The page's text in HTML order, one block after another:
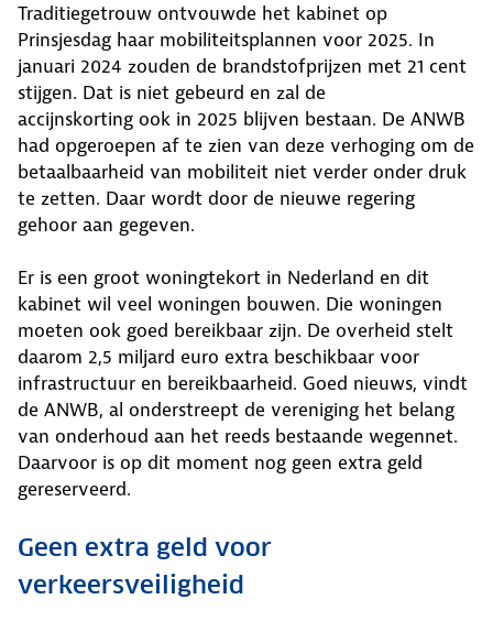
Traditiegetrouw ontvouwde het kabinet op
Prinsjesdag haar mobiliteitsplannen voor 2025. In
januari 2024 zouden de brandstofprijzen met 21 cent
stijgen. Dat is niet gebeurd en zal de
accijnskorting ook in 2025 blijven bestaan. De ANWB
had opgeroepen af te zien van deze verhoging om de
betaalbaarheid van mobiliteit niet verder onder druk
te zetten. Daar wordt door de nieuwe regering
gehoor aan gegeven.
Er is een groot woningtekort in Nederland en dit
kabinet wil veel woningen bouwen. Die woningen
moeten ook goed bereikbaar zijn. De overheid stelt
daarom 2,5 miljard euro extra beschikbaar voor
infrastructuur en bereikbaarheid. Goed nieuws, vindt
de ANWB, al onderstreept de vereniging het belang
van onderhoud aan het reeds bestaande wegennet.
Daarvoor is op dit moment nog geen extra geld
gereserveerd.
Geen extra geld voor
verkeersveiligheid